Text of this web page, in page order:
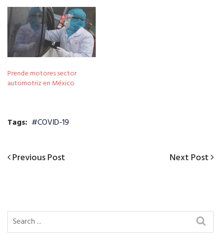
Prende motores sector
automotriz en México
Tags: #COVID-19
Post
Previous
Previous Post
Next
Next Post